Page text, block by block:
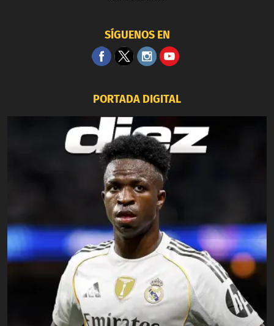
SÍGUENOS EN
PORTADA DIGITAL